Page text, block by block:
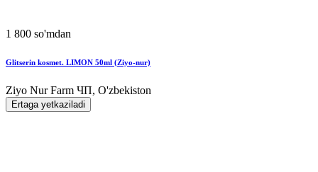
1 800 so'mdan
Glitserin kosmet. LIMON 50ml (Ziyo-nur)
Ziyo Nur Farm ЧП, O'zbekiston
Ertaga yetkaziladi